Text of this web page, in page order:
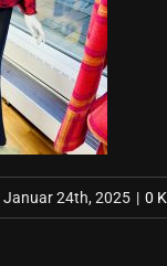
Januar 24th, 2025 | 0